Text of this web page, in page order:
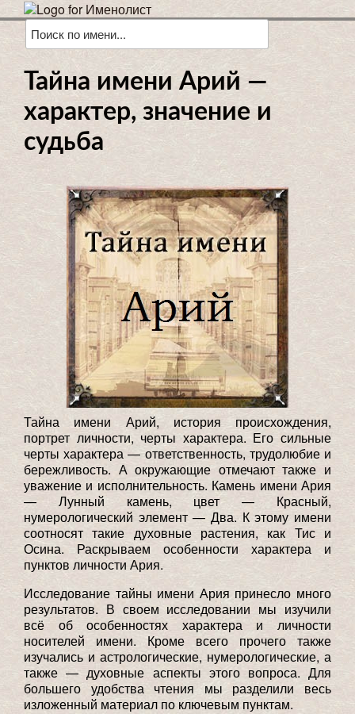
Тайна имени Арий —
характер, значение и
судьба
Тайна имени Арий, история происхождения,
портрет личности, черты характера. Его сильные
черты характера — ответственность, трудолюбие и
бережливость. А окружающие отмечают также и
уважение и исполнительность. Камень имени Ария
— Лунный камень, цвет — Красный,
нумерологический элемент — Два. К этому имени
соотносят такие духовные растения, как Тис и
Осина. Раскрываем особенности характера и
пунктов личности Ария.
Исследование тайны имени Ария принесло много
результатов. В своем исследовании мы изучили
всё об особенностях характера и личности
носителей имени. Кроме всего прочего также
изучались и астрологические, нумерологические, а
также — духовные аспекты этого вопроса. Для
большего удобства чтения мы разделили весь
изложенный материал по ключевым пунктам.